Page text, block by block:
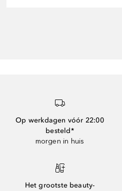
Op werkdagen vóór 22:00
besteld*
morgen in huis
Het grootste beauty-